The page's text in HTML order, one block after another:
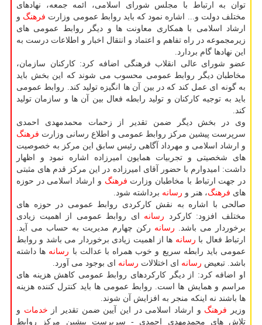
توان به ارتباط با مجلس شورای اسلامی، ائمه جمعه، نهادهای
مختلف دولت و... اشاره نمود كه باید روابط عمومی وزارت فرهنگ و
ارشاد اسلامی با همكاری معاونت ها و دیگر روابط عمومی های
زیرمجموعه در راه تفاهم و اعتماد و انتقال اخبار و اطلاعات درست به
این نهادها گام بردارد.
عضو شورای عالی انقلاب فرهنگی اضافه كرد: كاركنان سازمان،
مخاطبان دیگر روابط عمومی محسوب می شوند كه این بخش باید
به گونه ای عمل كند كه در بین آن ها انگیزه تولید كند. روابط عمومی
باید به توجیه كاركنان و تولید رابطه فعال بین آن ها و سازمان تولید
كند.
وی در بخش دیگر ضمن تقدیر از زحمات محمدمهدی احمدی
سرپرست پیشین مركز روابط عمومی و اطلاع رسانی وزارت فرهنگ
و ارشاد اسلامی و مهرداد آگاهی رئیس سابق این مركز به خصوصیت
های شخصیتی و تجربیات همایون امیرزاده اشاره نمود و اظهار
داشت: امیدوارم با حضور آقای امیرزاده در این مركز قدم های مثبتی
در جهت ارتباط با مخاطبان وزارت فرهنگ و ارشاد اسلامی در حوزه
های فرهنگ، هنر و رسانه برداشته شود.
صالحی با اشاره به نقش كاركردی روابط عمومی در حوزه های
مختلف افزود: كاركرد رسانه ای روابط عمومی از اهمیت زیادی
برخوردار می باشد. رسانه ركن چهارم مدیریت به حساب می آید.
ارتباط فعال با رسانه ها از اهمیت زیادی برخوردار می باشد و روابط
عمومی باید رابطه سریع و خوب همراه با عدالت با رسانه ها داشته
باشد. تبعیض رسانه ای اختلالات رسانه ای بوجود می آورد.
او اضافه كرد: از دیگر كاركردهای روابط عمومی كاهش هزینه های
مراسم و همایش ها است. روابط عمومی ها باید كنترل كننده هزینه
ها باشند نه اینكه منجر به افزایش آن شوند.
وزیر فرهنگ و ارشاد اسلامی در این آیین ضمن تقدیر از خدمات و
تلاش های محمدمهدی احمدی - سرپرست پیشین مركز روابط